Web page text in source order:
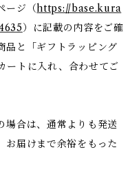
ージ（https://base.kura
）に記載の内容をご確
品と「ギフトラッピング
ートに入れ、合わせてご
場合は、通常よりも発送
お届けまで余裕をもった